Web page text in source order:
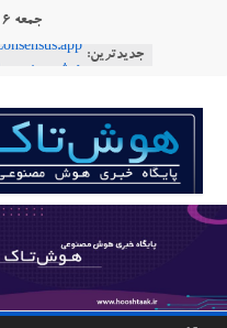
جمعه ۱۶ مرداد ۱۴۰۵
جدیدترین:
Consensus.app
طبیعی فارسی
Robotics
ربات T‑800
هوشتاک
پایگاه
خبری